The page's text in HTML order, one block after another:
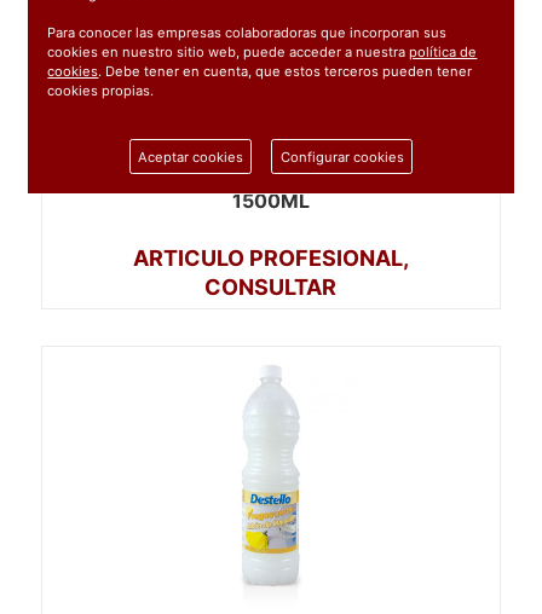
304318: FREGASUELOS EXOTICO DESTELLO
1500ML
ARTICULO PROFESIONAL,
CONSULTAR
Para conocer las empresas colaboradoras que incorporan sus
cookies en nuestro sitio web, puede acceder a nuestrapolítica de
cookies. Debe tener en cuenta, que estos terceros pueden tener
cookies propias.
Aceptar cookies Configurar cookies